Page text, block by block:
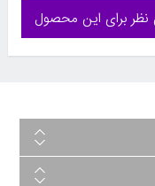
نظر برای این محصول